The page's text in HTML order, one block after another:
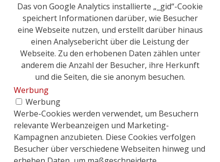
Das von Google Analytics installierte „_gid“-Cookie
speichert Informationen darüber, wie Besucher
eine Webseite nutzen, und erstellt darüber hinaus
einen Analysebericht über die Leistung der
Webseite. Zu den erhobenen Daten zählen unter
anderem die Anzahl der Besucher, ihre Herkunft
und die Seiten, die sie anonym besuchen.
Werbung
Werbung
Werbe-Cookies werden verwendet, um Besuchern
relevante Werbeanzeigen und Marketing-
Kampagnen anzubieten. Diese Cookies verfolgen
Besucher über verschiedene Webseiten hinweg und